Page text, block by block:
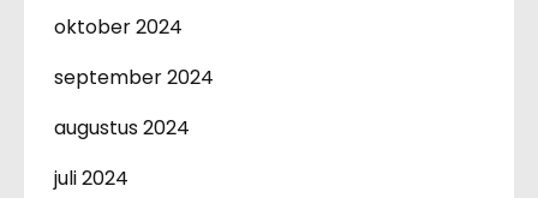
oktober 2024
september 2024
augustus 2024
juli 2024